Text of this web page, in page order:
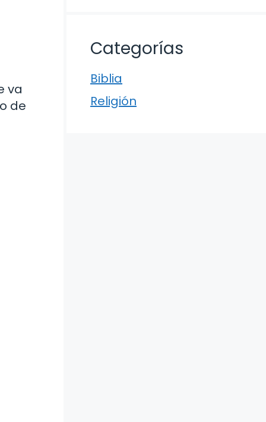
va
de
Categorías
Biblia
Religión